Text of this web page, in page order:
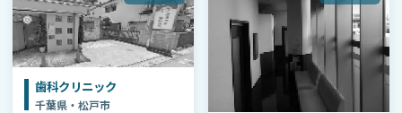
歯科クリニック
千葉県・松戸市